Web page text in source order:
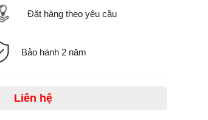
Đặt hàng theo yêu cầu
Bảo hành 2 năm
Liên hệ